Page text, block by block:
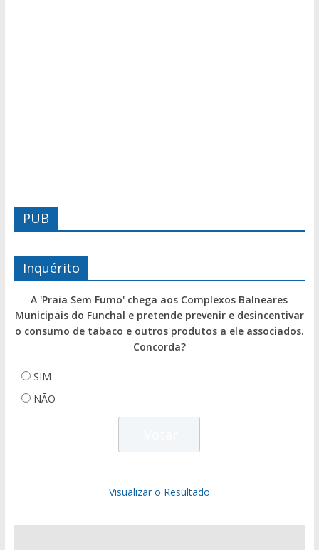
PUB
Inquérito
A 'Praia Sem Fumo' chega aos Complexos Balneares
Municipais do Funchal e pretende prevenir e desincentivar
o consumo de tabaco e outros produtos a ele associados.
Concorda?
SIM
NÃO
Visualizar o Resultado